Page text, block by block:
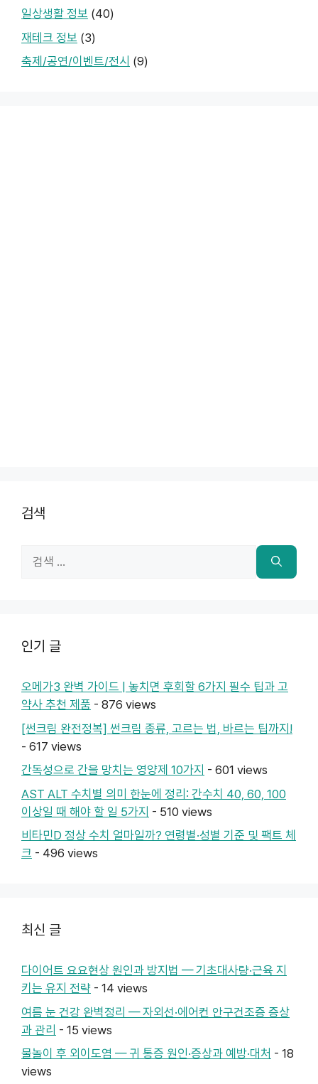
일상생활 정보 (40)
재테크 정보 (3)
축제/공연/이벤트/전시 (9)
검색
인기 글
오메가3 완벽 가이드 | 놓치면 후회할 6가지 필수 팁과 고
약사 추천 제품 - 876 views
[썬크림 완전정복] 썬크림 종류, 고르는 법, 바르는 팁까지!
- 617 views
간독성으로 간을 망치는 영양제 10가지 - 601 views
AST ALT 수치별 의미 한눈에 정리: 간수치 40, 60, 100
이상일 때 해야 할 일 5가지 - 510 views
비타민D 정상 수치 얼마일까? 연령별·성별 기준 및 팩트 체
크 - 496 views
최신 글
다이어트 요요현상 원인과 방지법 — 기초대사량·근육 지
키는 유지 전략 - 14 views
여름 눈 건강 완벽정리 — 자외선·에어컨 안구건조증 증상
과 관리 - 15 views
물놀이 후 외이도염 — 귀 통증 원인·증상과 예방·대처 - 18
views